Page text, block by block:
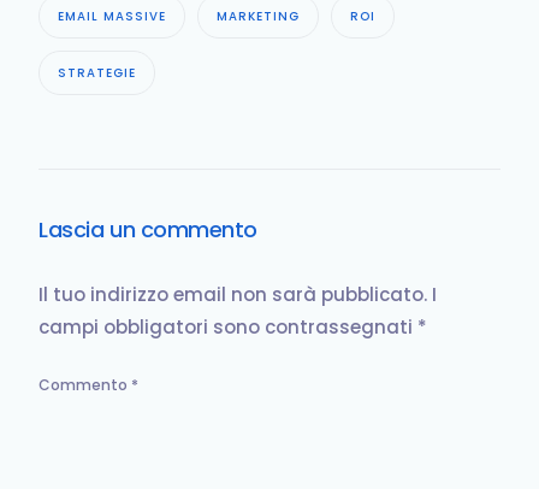
EMAIL MASSIVE MARKETING ROI
STRATEGIE
Lascia un commento
Il tuo indirizzo email non sarà pubblicato. I
campi obbligatori sono contrassegnati *
Commento *